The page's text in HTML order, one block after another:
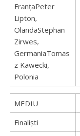
FranțaPeter
Lipton,
OlandaStephan
Zirwes,
GermaniaTomas
z Kawecki,
Polonia
MEDIU
Finaliști